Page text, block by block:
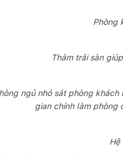
Phòng
Thảm trải sàn
ngủ nhỏ sát phòng
gian chính làm phòng
Hệ